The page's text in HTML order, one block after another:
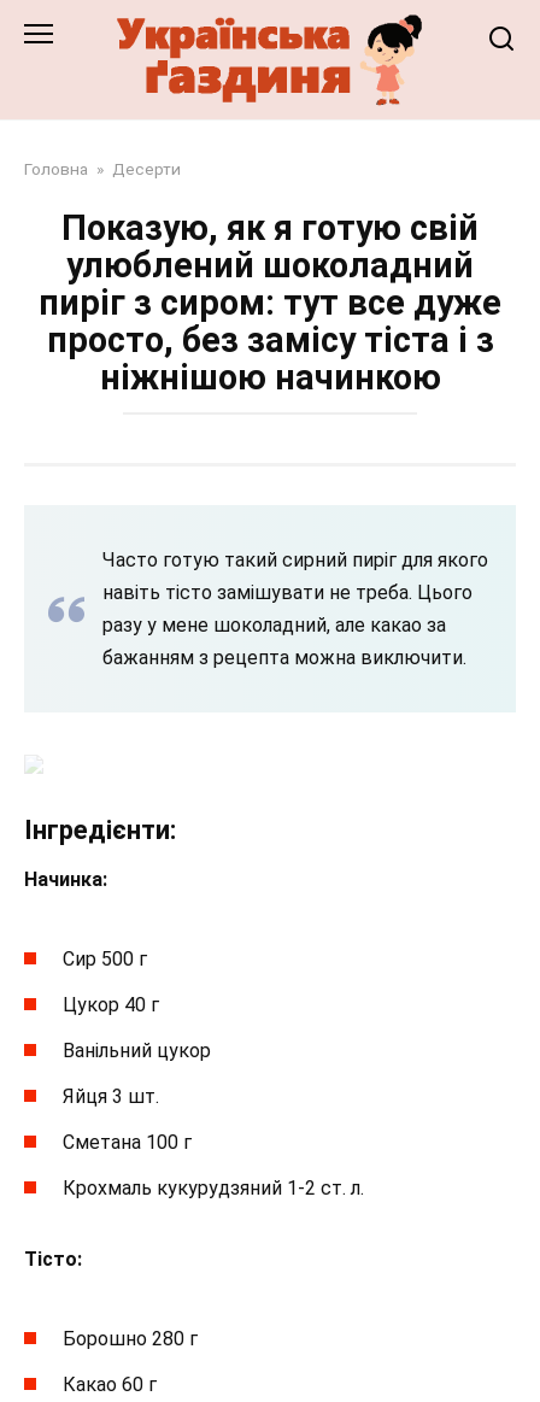
Головна » Десерти
Показую, як я готую свій
улюблений шоколадний
пиріг з сиром: тут все дуже
просто, без замісу тіста і з
ніжнішою начинкою
Часто готую такий сирний пиріг для якого
навіть тісто замішувати не треба. Цього
разу у мене шоколадний, але какао за
бажанням з рецепта можна виключити.
Інгредієнти:
Начинка:
Сир 500 г
Цукор 40 г
Ванільний цукор
Яйця 3 шт.
Сметана 100 г
Крохмаль кукурудзяний 1-2 ст. л.
Тісто:
Борошно 280 г
Какао 60 г